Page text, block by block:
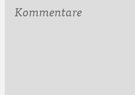
Kommentare